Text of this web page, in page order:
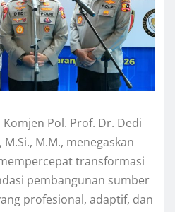
Pol. Prof. Dr. Dedi
M.M., menegaskan
transformasi
pembangunan sumber
profesional, adaptif, dan